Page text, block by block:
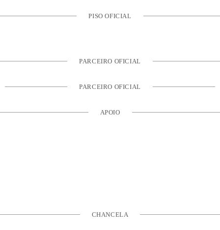
PISO OFICIAL
PARCEIRO OFICIAL
PARCEIRO OFICIAL
APOIO
CHANCELA